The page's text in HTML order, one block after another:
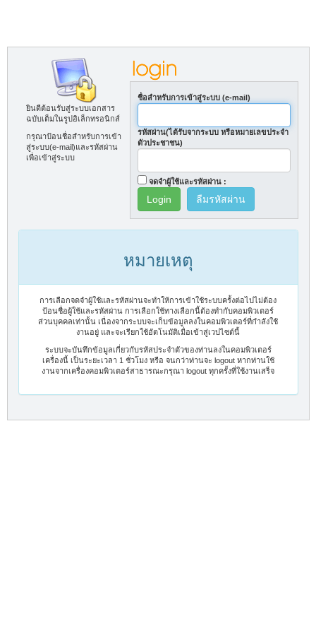
ชื่อสำหรับการเข้าสู่ระบบ (e-mail)
รหัสผ่าน(ได้รับจากระบบ หรือหมายเลขประจำ
ตัวประชาชน)
จดจำผู้ใช้และรหัสผ่าน :
ลืมรหัสผ่าน
ยินดีต้อนรับสู่ระบบเอกสาร
ฉบับเต็มในรูปอิเล็กทรอนิกส์
กรุณาป้อนชื่อสำหรับการเข้า
สู่ระบบ(e-mail)และรหัสผ่าน
เพื่อเข้าสู่ระบบ
หมายเหตุ
การเลือกจดจำผู้ใช้และรหัสผ่านจะทำให้การเข้าใช้ระบบครั้งต่อไปไม่ต้อง
ป้อนชื่อผู้ใช้และรหัสผ่าน การเลือกใช้ทางเลือกนี้ต้องทำกับคอมพิวเตอร์
ส่วนบุคคลเท่านั้น เนื่องจากระบบจะเก็บข้อมูลลงในคอมพิวเตอร์ที่กำลังใช้
งานอยู่ และจะเรียกใช้อัตโนมัติเมื่อเข้าสู่เวปไซต์นี้
ระบบจะบันทึกข้อมูลเกี่ยวกับรหัสประจำตัวของท่านลงในคอมพิวเตอร์
เครื่องนี้ เป็นระยะเวลา 1 ชั่วโมง หรือ จนกว่าท่านจะ logout หากท่านใช้
งานจากเครื่องคอมพิวเตอร์สาธารณะกรุณา logout ทุกครั้งที่ใช้งานเสร็จ